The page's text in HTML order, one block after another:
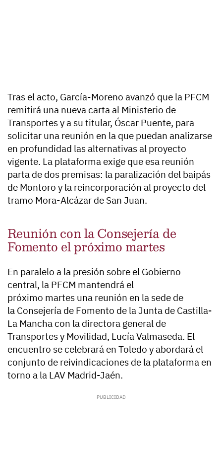
Tras el acto, García-Moreno avanzó que la PFCM
remitirá una nueva carta al Ministerio de
Transportes y a su titular, Óscar Puente, para
solicitar una reunión en la que puedan analizarse
en profundidad las alternativas al proyecto
vigente. La plataforma exige que esa reunión
parta de dos premisas: la paralización del baipás
de Montoro y la reincorporación al proyecto del
tramo Mora-Alcázar de San Juan.
Reunión con la Consejería de
Fomento el próximo martes
En paralelo a la presión sobre el Gobierno
central, la PFCM mantendrá el
próximo martes una reunión en la sede de
la Consejería de Fomento de la Junta de Castilla-
La Mancha con la directora general de
Transportes y Movilidad, Lucía Valmaseda. El
encuentro se celebrará en Toledo y abordará el
conjunto de reivindicaciones de la plataforma en
torno a la LAV Madrid-Jaén.